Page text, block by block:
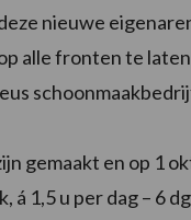
nieuwe
alle fronten te
gemaakt en op 1
á 1,5 u per dag – 6